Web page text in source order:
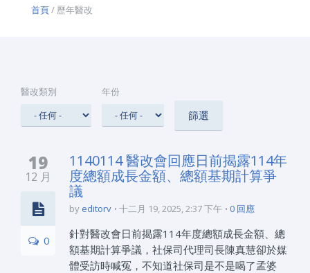
首頁/ 歷年醫改
醫改類別 年份
19
12 月
0
1140114 醫改會回應日前揭露114年
度總額成長金額、總額基期計算爭
議
by editorv 十二月 19, 2025, 2:37 下午 0 回應
針對醫改會日前揭露114年度總額成長金額、總
額基期計算爭議，社保司代理司長陳真慧卻於媒
體受訪時喊冤，不知道社保司是不是喝了孟婆